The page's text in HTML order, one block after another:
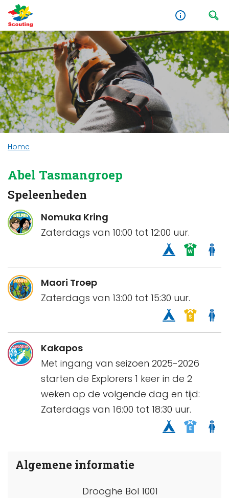
Home
Abel Tasmangroep
Speleenheden
Nomuka Kring
Zaterdags van 10:00 tot 12:00 uur.
Maori Troep
Zaterdags van 13:00 tot 15:30 uur.
Kakapos
Met ingang van seizoen 2025-2026
starten de Explorers 1 keer in de 2
weken op de volgende dag en tijd:
Zaterdags van 16:00 tot 18:30 uur.
Algemene informatie
Drooghe Bol 1001